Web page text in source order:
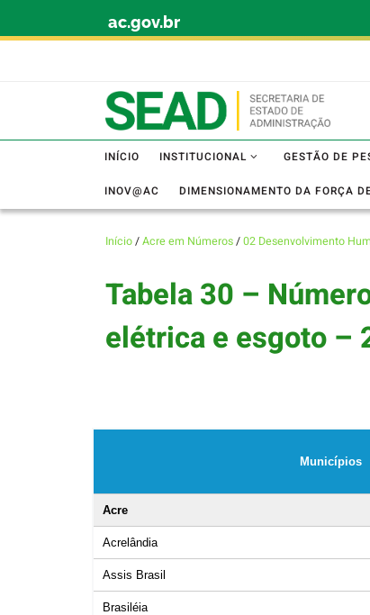
ac.gov.br
INÍCIO INSTITUCIONAL GESTÃO DE
INOV@AC DIMENSIONAMENTO DA FORÇA
Início/Acre em Números/02 Desenvolvimento
Tabela 30 –
elétrica e esgoto –
Municípios
Acre
Acrelândia
Assis Brasil
Brasiléia